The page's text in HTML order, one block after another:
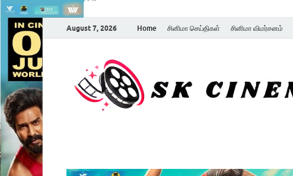
August 7, 2026 Home சினிமா செய்திகள் சினிமா விமர்சனம்